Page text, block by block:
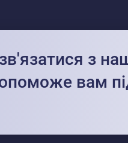
з
вам